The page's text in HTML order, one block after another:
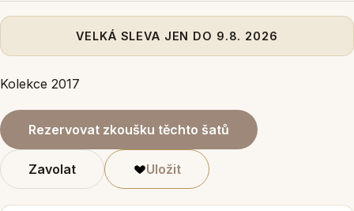
VELKÁ SLEVA JEN DO 9.8. 2026
Kolekce 2017
Rezervovat zkoušku těchto šatů
Zavolat Uložit